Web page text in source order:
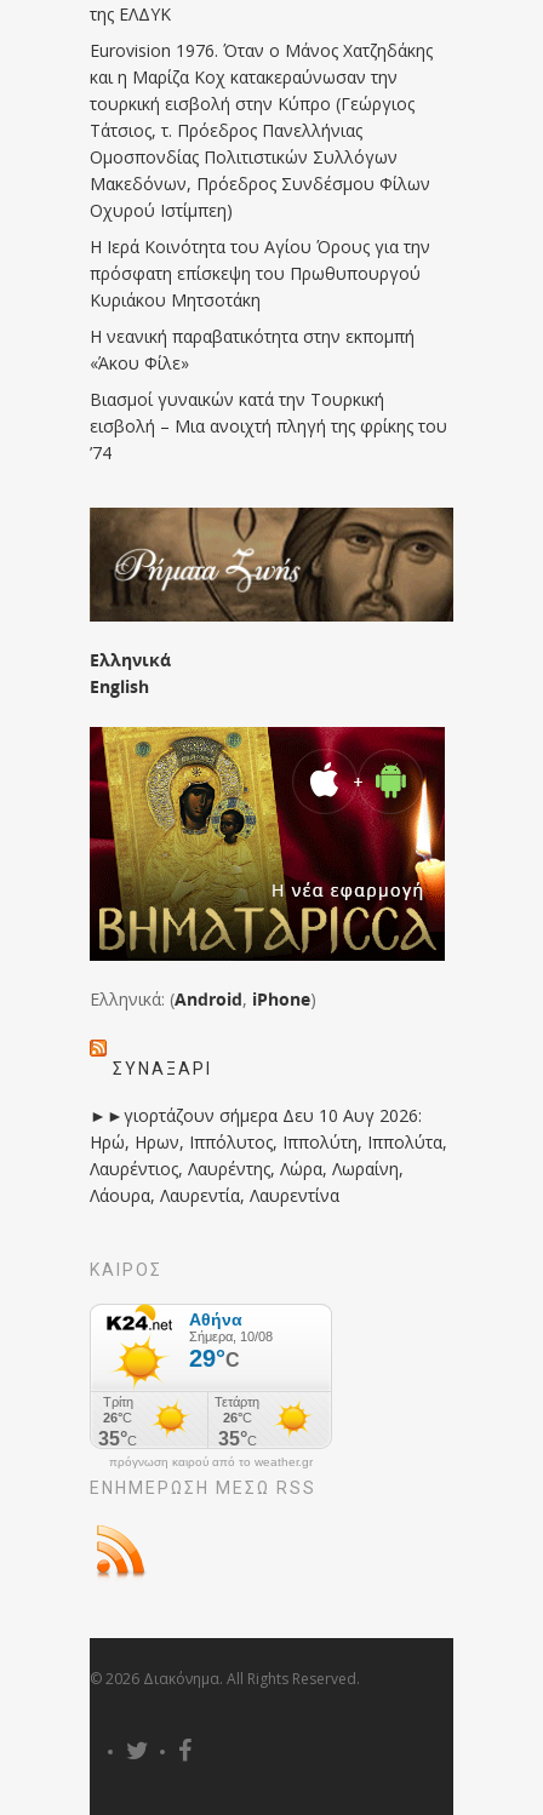
της ΕΛΔΥΚ
Eurovision 1976. Όταν ο Μάνος Χατζηδάκης
και η Μαρίζα Κοχ κατακεραύνωσαν την
τουρκική εισβολή στην Κύπρο (Γεώργιος
Τάτσιος, τ. Πρόεδρος Πανελλήνιας
Ομοσπονδίας Πολιτιστικών Συλλόγων
Μακεδόνων, Πρόεδρος Συνδέσμου Φίλων
Οχυρού Ιστίμπεη)
Η Ιερά Κοινότητα του Αγίου Όρους για την
πρόσφατη επίσκεψη του Πρωθυπουργού
Κυριάκου Μητσοτάκη
Η νεανική παραβατικότητα στην εκπομπή
«Άκου Φίλε»
Βιασμοί γυναικών κατά την Τουρκική
εισβολή – Μια ανοιχτή πληγή της φρίκης του
’74
Ελληνικά
English
Ελληνικά: (Android, iPhone)
ΣΥΝΑΞΆΡΙ
►►γιορτάζουν σήμερα Δευ 10 Αυγ 2026:
Ηρώ, Ηρων, Ιππόλυτος, Ιππολύτη, Ιππολύτα,
Λαυρέντιος, Λαυρέντης, Λώρα, Λωραίνη,
Λάουρα, Λαυρεντία, Λαυρεντίνα
ΚΑΙΡΟΣ
πρόγνωση καιρού από το weather.gr
ΕΝΗΜΈΡΩΣΉ ΜΕΣΩ RSS
© 2026 Διακόνημα. All Rights Reserved.